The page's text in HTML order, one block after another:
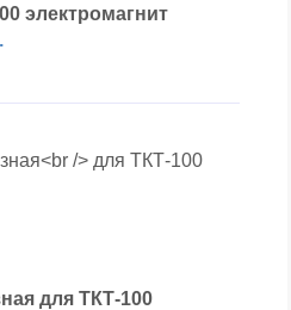
электромагнит
для ТКТ-100